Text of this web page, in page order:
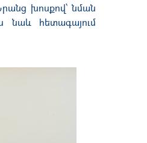
խոսքով՝ նման
նաև հետագայում